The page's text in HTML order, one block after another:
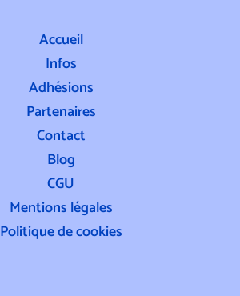
Accueil
Infos
Adhésions
Partenaires
Contact
Blog
CGU
Mentions légales
Politique de cookies